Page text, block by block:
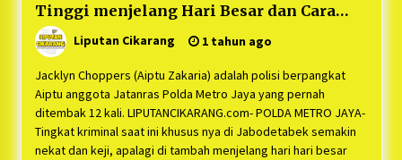
Tinggi menjelang Hari Besar dan Cara
Antisipasi diri
Liputan Cikarang 1 tahun ago
Jacklyn Choppers (Aiptu Zakaria) adalah polisi berpangkat
Aiptu anggota Jatanras Polda Metro Jaya yang pernah
ditembak 12 kali. LIPUTANCIKARANG.com- POLDA METRO JAYA-
Tingkat kriminal saat ini khusus nya di Jabodetabek semakin
nekat dan keji, apalagi di tambah menjelang hari hari besar